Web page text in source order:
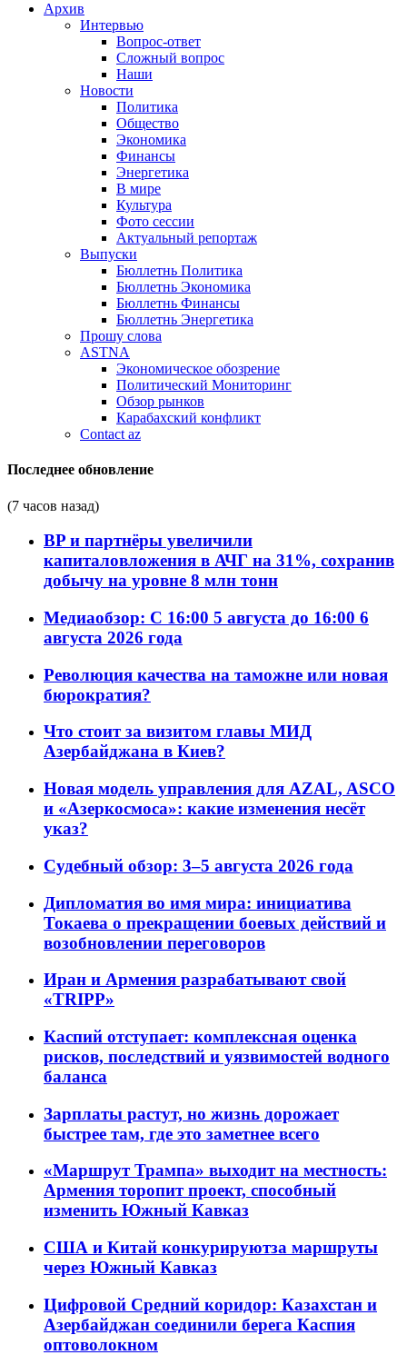
Архив
Интервью
Вопрос-ответ
Сложный вопрос
Наши
Новости
Политика
Общество
Экономика
Финансы
Энергетика
В мире
Культура
Фото сессии
Актуальный репортаж
Выпуски
Бюллетнь Политика
Бюллетнь Экономика
Бюллетнь Финансы
Бюллетнь Энергетика
Прошу слова
ASTNA
Экономическое обозрение
Политический Мониторинг
Обзор рынков
Карабахский конфликт
Contact az
Последнее обновление
(7 часов назад)
BP и партнёры увеличили
капиталовложения в АЧГ на 31%, сохранив
добычу на уровне 8 млн тонн
Медиаобзор: С 16:00 5 августа до 16:00 6
августа 2026 года
Революция качества на таможне или новая
бюрократия?
Что стоит за визитом главы МИД
Азербайджана в Киев?
Новая модель управления для AZAL, ASCO
и «Азеркосмоса»: какие изменения несёт
указ?
Судебный обзор: 3–5 августа 2026 года
Дипломатия во имя мира: инициатива
Токаева о прекращении боевых действий и
возобновлении переговоров
Иран и Армения разрабатывают свой
«TRIPP»
Каспий отступает: комплексная оценка
рисков, последствий и уязвимостей водного
баланса
Зарплаты растут, но жизнь дорожает
быстрее там, где это заметнее всего
«Маршрут Трампа» выходит на местность:
Армения торопит проект, способный
изменить Южный Кавказ
США и Китай конкурируютза маршруты
через Южный Кавказ
Цифровой Средний коридор: Казахстан и
Азербайджан соединили берега Каспия
оптоволокном